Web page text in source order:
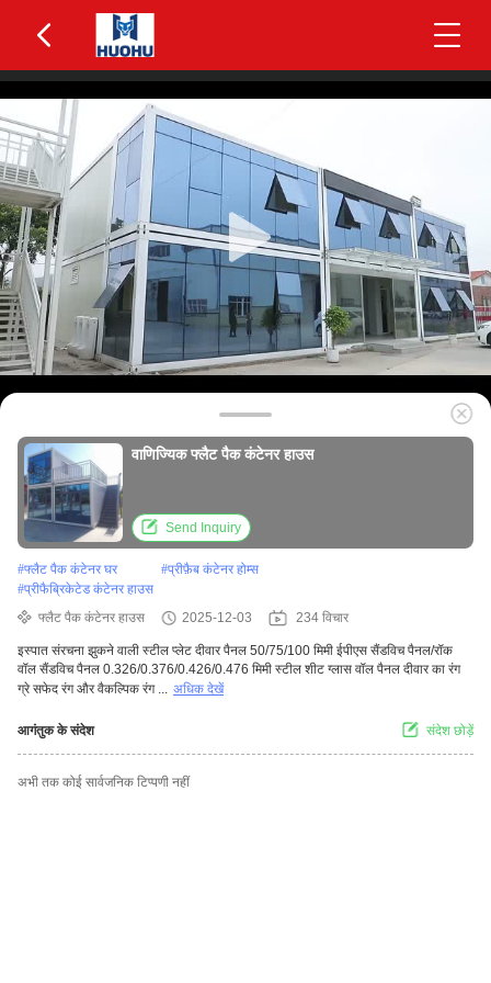
वाणिज्यिक फ्लैट पैक कंटेनर हाउस
Send Inquiry
#फ्लैट पैक कंटेनर घर #प्रीफ़ैब कंटेनर होम्स
#प्रीफैब्रिकेटेड कंटेनर हाउस
फ्लैट पैक कंटेनर हाउस
2025-12-03 234 विचार
इस्पात संरचना झुकने वाली स्टील प्लेट दीवार पैनल 50/75/100 मिमी ईपीएस सैंडविच पैनल/रॉक
वॉल सैंडविच पैनल 0.326/0.376/0.426/0.476 मिमी स्टील शीट ग्लास वॉल पैनल दीवार का रंग
ग्रे सफेद रंग और वैकल्पिक रंग ... अधिक देखें
आगंतुक के संदेश संदेश छोड़ें
अभी तक कोई सार्वजनिक टिप्पणी नहीं